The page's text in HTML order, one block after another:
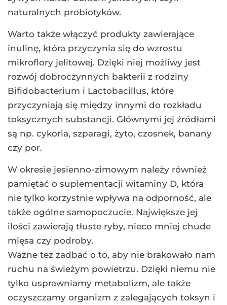
naturalnych probiotyków.
Warto także włączyć produkty zawierające
inulinę, która przyczynia się do wzrostu
mikroflory jelitowej. Dzięki niej możliwy jest
rozwój dobroczynnych bakterii z rodziny
Bifidobacterium i Lactobacillus, które
przyczyniają się między innymi do rozkładu
toksycznych substancji. Głównymi jej źródłami
są np. cykoria, szparagi, żyto, czosnek, banany
czy por.
W okresie jesienno-zimowym należy również
pamiętać o suplementacji witaminy D, która
nie tylko korzystnie wpływa na odporność, ale
także ogólne samopoczucie. Największe jej
ilości zawierają tłuste ryby, nieco mniej chude
mięsa czy podroby.
Ważne też zadbać o to, aby nie brakowało nam
ruchu na świeżym powietrzu. Dzięki niemu nie
tylko usprawniamy metabolizm, ale także
oczyszczamy organizm z zalegających toksyn i